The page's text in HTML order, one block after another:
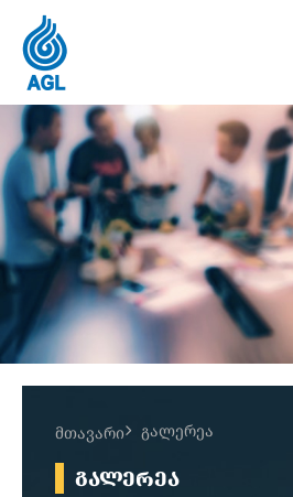
მთავარი გალერეა
ᲒᲐᲚᲔᲠᲔᲐ